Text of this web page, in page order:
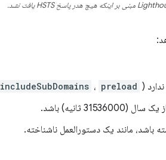
(
includeSubDomains ، preload
(31536000 ثانیه) باشد.
مانند یک دستورالعمل ناشناخته.